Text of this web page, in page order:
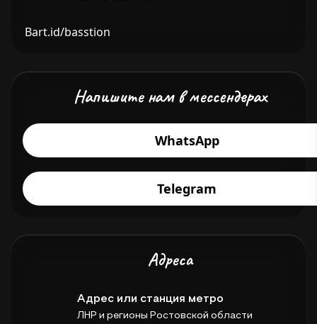
Bart.id/basstion
Напишите нам в мессендерах
WhatsApp
Telegram
Адреса
Адрес или станция метро
ЛНР и регионы Ростовской области